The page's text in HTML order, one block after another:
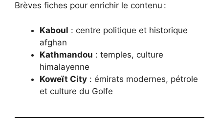
Brèves fiches pour enrichir le contenu :
Kaboul : centre politique et historique
afghan
Kathmandou : temples, culture
himalayenne
Koweït City : émirats modernes, pétrole
et culture du Golfe